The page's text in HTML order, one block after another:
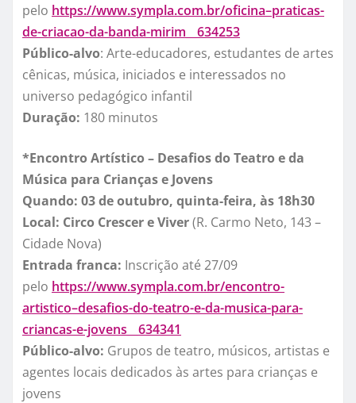
pelo https://www.sympla.com.br/oficina–praticas-
de-criacao-da-banda-mirim__634253
Público-alvo: Arte-educadores, estudantes de artes
cênicas, música, iniciados e interessados no
universo pedagógico infantil
Duração: 180 minutos
*Encontro Artístico – Desafios do Teatro e da
Música para Crianças e Jovens
Quando: 03 de outubro, quinta-feira, às 18h30
Local: Circo Crescer e Viver(R. Carmo Neto, 143 –
Cidade Nova)
Entrada franca: Inscrição até 27/09
pelo https://www.sympla.com.br/encontro-
artistico–desafios-do-teatro-e-da-musica-para-
criancas-e-jovens__634341
Público-alvo: Grupos de teatro, músicos, artistas e
agentes locais dedicados às artes para crianças e
jovens